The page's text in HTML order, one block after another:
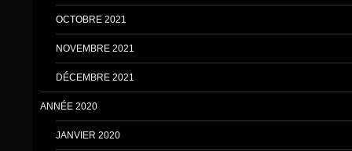
OCTOBRE 2021
NOVEMBRE 2021
DÉCEMBRE 2021
ANNÉE 2020
JANVIER 2020